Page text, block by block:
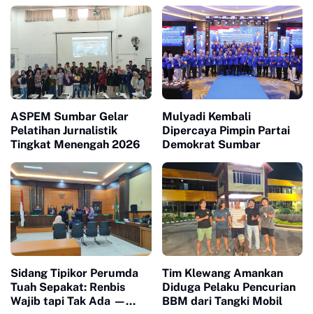
Gadang Bangun Sumur
Bor untuk Warga
Terdampak Bencana
ASPEM Sumbar Gelar
Pelatihan Jurnalistik
Tingkat Menengah 2026
Mulyadi Kembali
Dipercaya Pimpin Partai
Demokrat Sumbar
Sidang Tipikor Perumda
Tuah Sepakat: Renbis
Wajib tapi Tak Ada —
Tim Klewang Amankan
Diduga Pelaku Pencurian
BBM dari Tangki Mobil